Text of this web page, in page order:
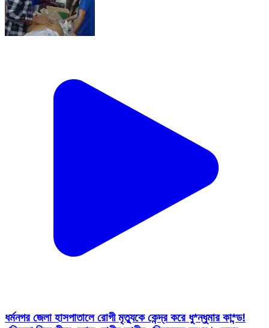
ধর্মনগর জেলা হাসপাতালে রোগী মৃত্যুকে কেন্দ্র করে ধু*ন্ধুমার কা*ন্ড!